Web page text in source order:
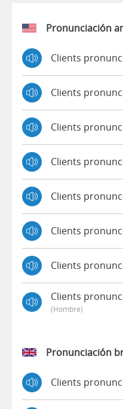
Pronunciación
Clients
Clients
Clients
Clients
Clients
Clients
Clients
Clients
(hombre)
Pronunciación
Clients